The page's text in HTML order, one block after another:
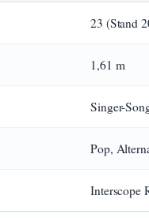
23 (Stand
1,61 m
Singer-
Pop,
Interscope